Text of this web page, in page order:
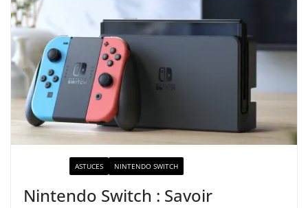
ASTUCES NINTENDO SWITCH
Nintendo Switch : Savoir